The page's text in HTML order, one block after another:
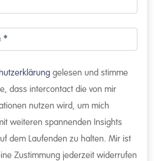
gelesen und stimme
dass intercontact die von mir
nutzen wird, um mich
weiteren spannenden Insights
dem Laufenden zu halten. Mir ist
Zustimmung jederzeit widerrufen